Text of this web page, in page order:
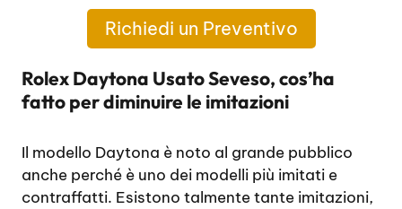
Richiedi un Preventivo
Rolex Daytona Usato Seveso, cos’ha
fatto per diminuire le imitazioni
Il modello Daytona è noto al grande pubblico
anche perché è uno dei modelli più imitati e
contraffatti. Esistono talmente tante imitazioni,